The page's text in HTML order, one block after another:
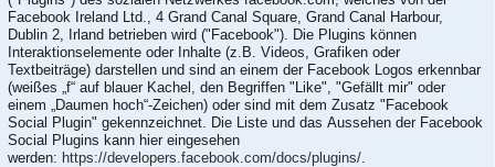
Facebook Ireland Ltd., 4 Grand Canal Square, Grand Canal Harbour,
Dublin 2, Irland betrieben wird ("Facebook"). Die Plugins können
Interaktionselemente oder Inhalte (z.B. Videos, Grafiken oder
Textbeiträge) darstellen und sind an einem der Facebook Logos erkennbar
(weißes „f“ auf blauer Kachel, den Begriffen "Like", "Gefällt mir" oder
einem „Daumen hoch“-Zeichen) oder sind mit dem Zusatz "Facebook
Social Plugin" gekennzeichnet. Die Liste und das Aussehen der Facebook
Social Plugins kann hier eingesehen
werden: https://developers.facebook.com/docs/plugins/